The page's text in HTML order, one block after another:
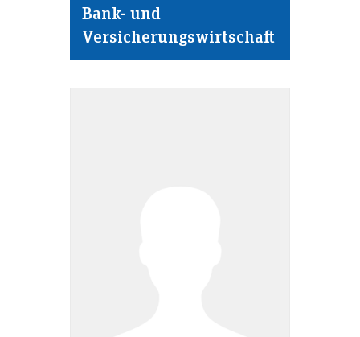
Bank- und
Versicherungswirtschaft